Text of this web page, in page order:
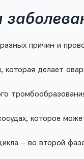
причин и
которая делает
которое
– во второй